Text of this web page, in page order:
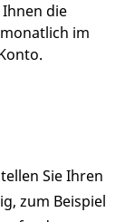
die
im
Sie Ihren
zum Beispiel